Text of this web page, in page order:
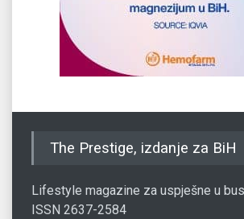
The Prestige, izdanje za BiH
Lifestyle magazine za uspješne u
ISSN 2637-2584